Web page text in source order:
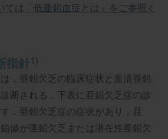
ては「低亜鉛血症とは」をご参照く
指針1)
，亜鉛欠乏の臨床症状と血清亜鉛
断される．下表に亜鉛欠乏症の診
．亜鉛欠乏症の症状があり，且
値が亜鉛欠乏または潜在性亜鉛欠